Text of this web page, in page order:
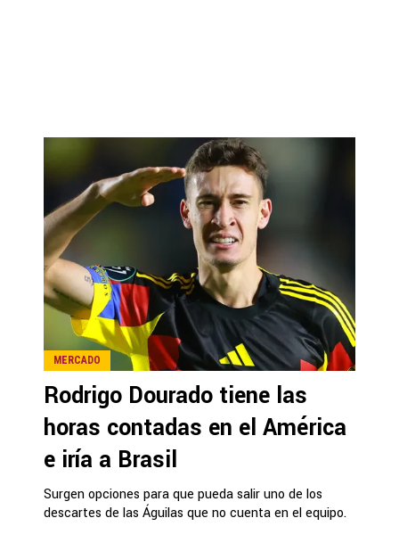
MERCADO
Rodrigo Dourado tiene las
horas contadas en el América
e iría a Brasil
Surgen opciones para que pueda salir uno de los
descartes de las Águilas que no cuenta en el equipo.